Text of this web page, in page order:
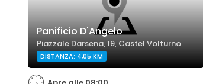
Panificio D'Angelo
Piazzale Darsena, 19, Castel Volturno
DISTANZA: 4,05 KM